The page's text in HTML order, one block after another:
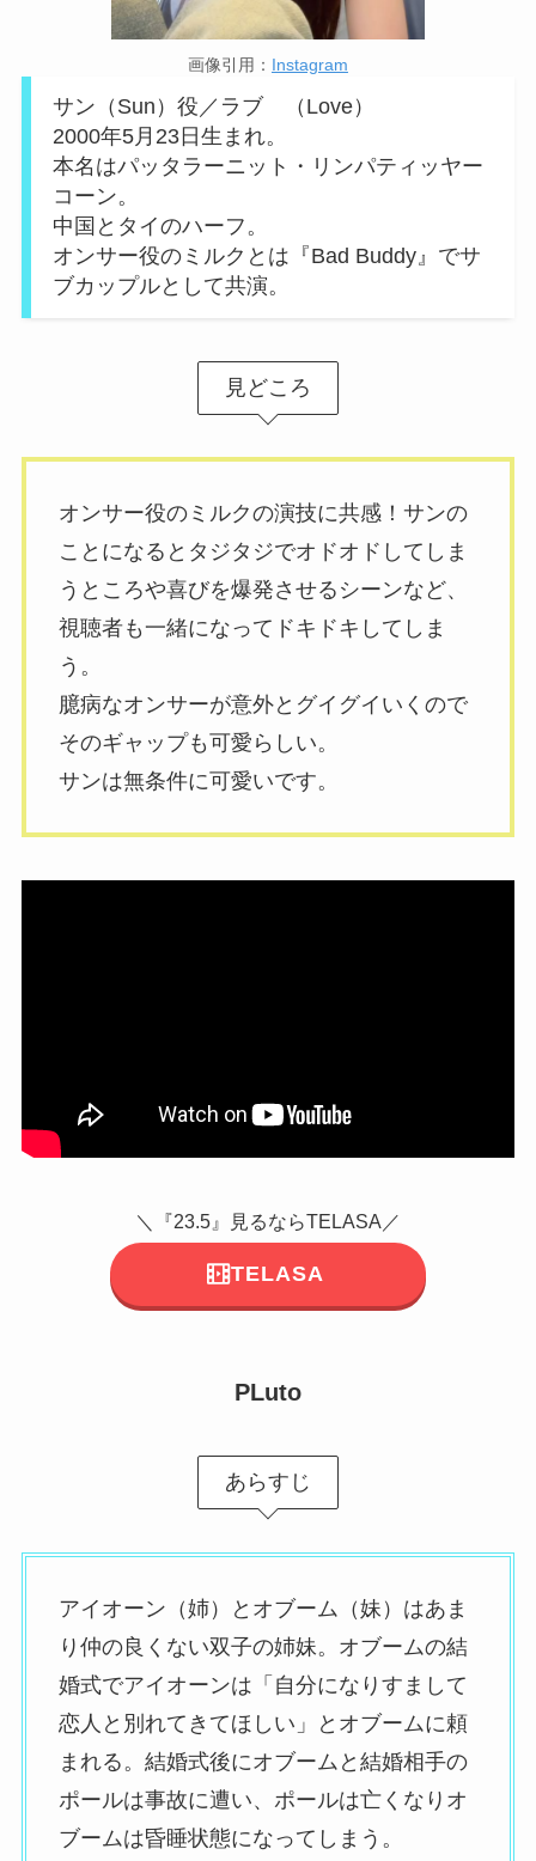
画像引用： Instagram
サン（Sun）役／ラブ （Love）
2000年5月23日生まれ。
本名はパッタラーニット・リンパティッヤー
コーン。
中国とタイのハーフ。
オンサー役のミルクとは『Bad Buddy』でサ
ブカップルとして共演。
見どころ
オンサー役のミルクの演技に共感！サンの
ことになるとタジタジでオドオドしてしま
うところや喜びを爆発させるシーンなど、
視聴者も一緒になってドキドキしてしま
う。
臆病なオンサーが意外とグイグイいくので
そのギャップも可愛らしい。
サンは無条件に可愛いです。
＼『23.5』見るならTELASA／
TELASA
PLuto
あらすじ
アイオーン（姉）とオブーム（妹）はあま
り仲の良くない双子の姉妹。オブームの結
婚式でアイオーンは「自分になりすまして
恋人と別れてきてほしい」とオブームに頼
まれる。結婚式後にオブームと結婚相手の
ポールは事故に遭い、ポールは亡くなりオ
ブームは昏睡状態になってしまう。